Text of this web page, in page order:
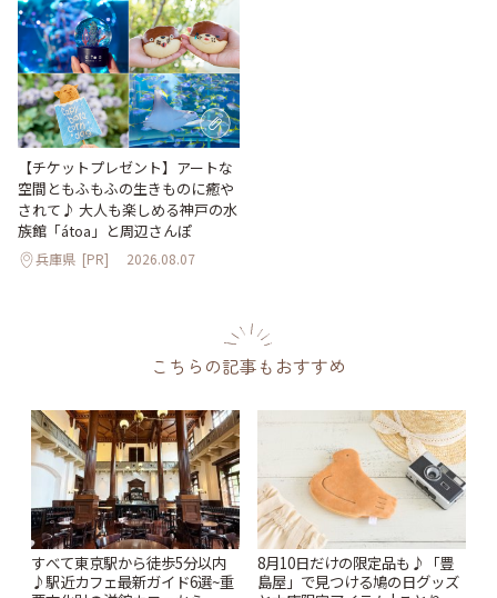
【チケットプレゼント】アートな
空間ともふもふの生きものに癒や
されて♪ 大人も楽しめる神戸の水
族館「átoa」と周辺さんぽ
兵庫県 [PR] 2026.08.07
こちらの記事もおすすめ
すべて東京駅から徒歩5分以内
♪駅近カフェ最新ガイド6選~重
8月10日だけの限定品も♪「豊
島屋」で見つける鳩の日グッズ